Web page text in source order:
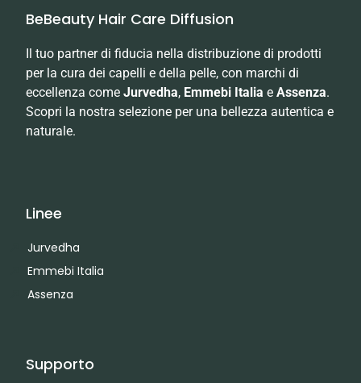
BeBeauty Hair Care Diffusion
Il tuo partner di fiducia nella distribuzione di prodotti
per la cura dei capelli e della pelle, con marchi di
eccellenza come Jurvedha, Emmebi Italia e Assenza.
Scopri la nostra selezione per una bellezza autentica e
naturale.
Linee
Jurvedha
Emmebi Italia
Assenza
Supporto